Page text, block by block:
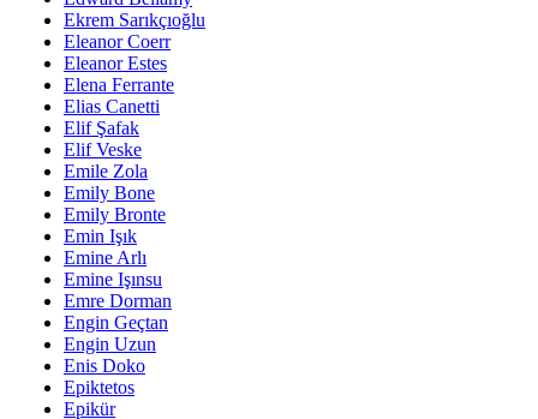
Ekrem Sarıkçıoğlu
Eleanor Coerr
Eleanor Estes
Elena Ferrante
Elias Canetti
Elif Şafak
Elif Veske
Emile Zola
Emily Bone
Emily Bronte
Emin Işık
Emine Arlı
Emine Işınsu
Emre Dorman
Engin Geçtan
Engin Uzun
Enis Doko
Epiktetos
Epikür